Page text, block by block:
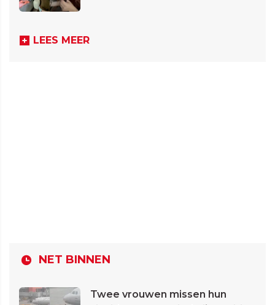
LEES MEER
NET BINNEN
Twee vrouwen missen hun